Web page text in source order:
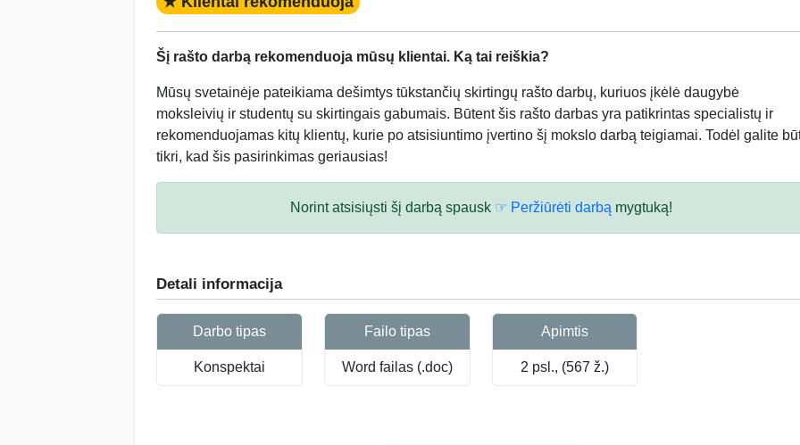
Šį rašto darbą rekomenduoja mūsų klientai. Ką tai reiškia?
Mūsų svetainėje pateikiama dešimtys tūkstančių skirtingų rašto darbų, kuriuos įkėlė daugybė
moksleivių ir studentų su skirtingais gabumais. Būtent šis rašto darbas yra patikrintas specialistų ir
rekomenduojamas kitų klientų, kurie po atsisiuntimo įvertino šį mokslo darbą teigiamai. Todėl galite
tikri, kad šis pasirinkimas geriausias!
Norint atsisiųsti šį darbą spausk ☞ Peržiūrėti darbą mygtuką!
Detali informacija
Darbo tipas
Konspektai
Failo tipas
Word failas (.doc)
Apimtis
2 psl., (567 ž.)